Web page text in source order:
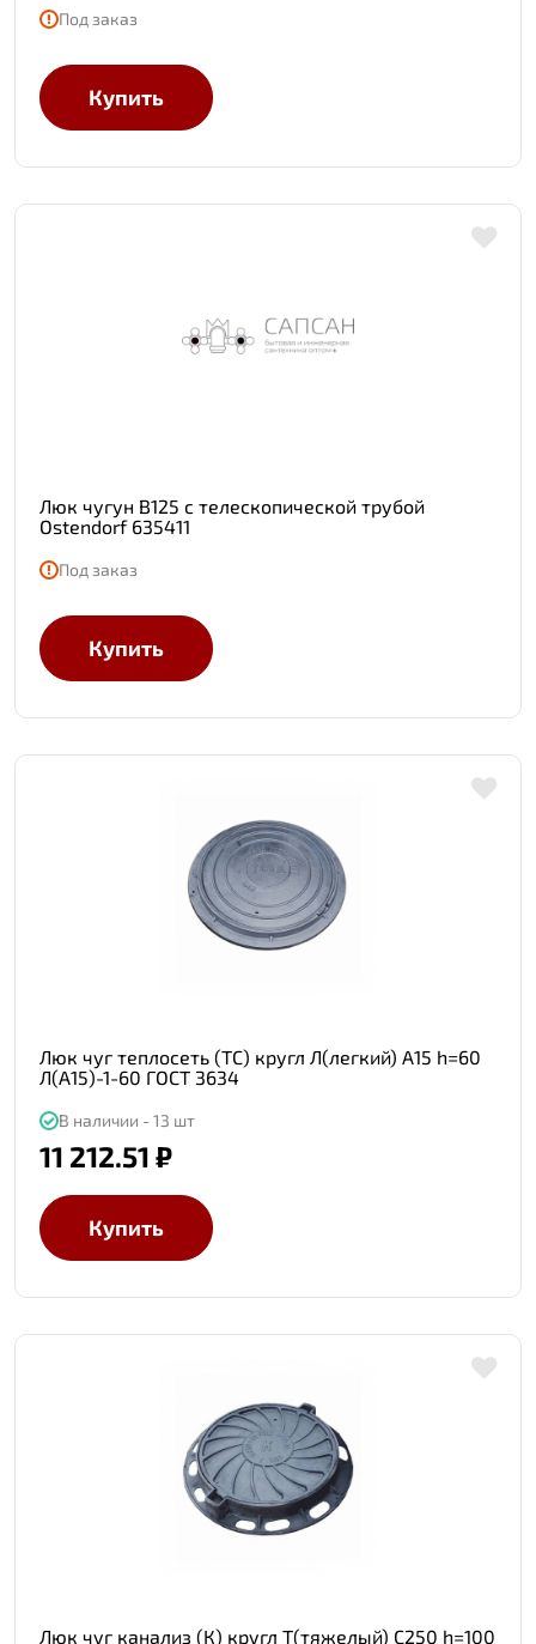
Под заказ
Купить
Люк чугун В125 с телескопической трубой
Ostendorf 635411
Под заказ
Купить
Люк чуг теплосеть (ТС) кругл Л(легкий) А15 h=60
Л(А15)-1-60 ГОСТ 3634
В наличии - 13 шт
11 212.51 ₽
Купить
Люк чуг канализ (К) кругл Т(тяжелый) С250 h=100